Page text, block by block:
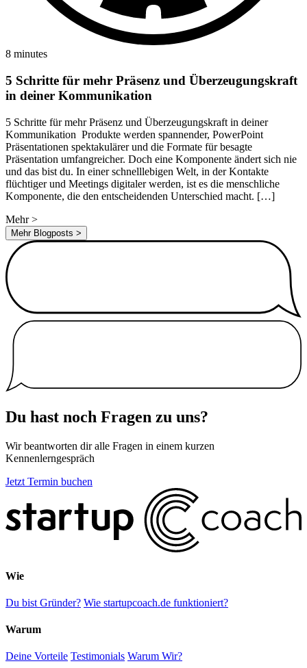
8 minutes
5 Schritte für mehr Präsenz und Überzeugungskraft
in deiner Kommunikation
5 Schritte für mehr Präsenz und Überzeugungskraft in deiner
Kommunikation Produkte werden spannender, PowerPoint
Präsentationen spektakulärer und die Formate für besagte
Präsentation umfangreicher. Doch eine Komponente ändert sich nie
und das bist du. In einer schnelllebigen Welt, in der Kontakte
flüchtiger und Meetings digitaler werden, ist es die menschliche
Komponente, die den entscheidenden Unterschied macht. […]
Mehr>
Mehr Blogposts >
Du hast noch Fragen zu uns?
Wir beantworten dir alle Fragen in einem kurzen
Kennenlerngespräch
Jetzt Termin buchen
Wie
Du bist Gründer? Wie startupcoach.de funktioniert?
Warum
Deine Vorteile Testimonials Warum Wir?